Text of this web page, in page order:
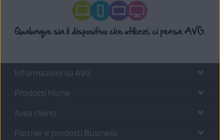
Informazioni su AVG
Prodotti Home
Area clienti
Partner e prodotti Business